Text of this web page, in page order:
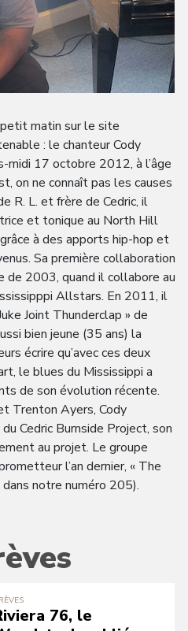
matin sur le site
: le chanteur Cody
midi 17 octobre 2012, à l’âge
on ne connaît pas les causes
R. L. et frère de Cedric, il
et tonique au North Hill
à des apports hip-hop et
Sa première collaboration
de 2003, quand il collabore au
Allstars. En 2011, il
Joint Thunderclap » de
bien jeune (35 ans) la
écrire qu’avec ces deux
le blues du Mississippi a
de son évolution récente.
Trenton Ayers, Cody
Cedric Burnside Project, son
au projet. Le groupe
l’an dernier, « The
notre numéro 205).
76, le